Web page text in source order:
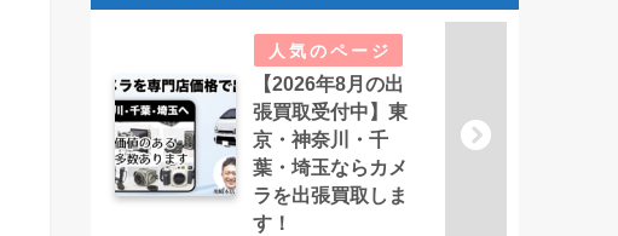
【2026年8月の出
張買取受付中】東
京・神奈川・千
葉・埼玉ならカメ
ラを出張買取しま
す！